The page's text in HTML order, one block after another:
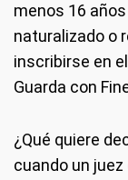
menos 16
naturalizado o
inscribirse en
Guarda con
¿Qué quiere
cuando un